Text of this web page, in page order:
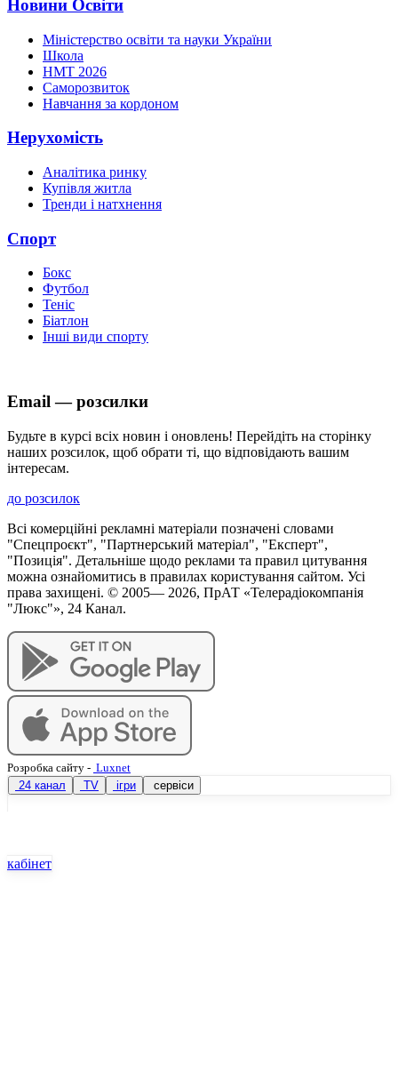
Новини Освіти
Міністерство освіти та науки України
Школа
НМТ 2026
Саморозвиток
Навчання за кордоном
Нерухомість
Аналітика ринку
Купівля житла
Тренди і натхнення
Спорт
Бокс
Футбол
Теніс
Біатлон
Інші види спорту
Email — розсилки
Будьте в курсі всіх новин і оновлень! Перейдіть на сторінку
наших розсилок, щоб обрати ті, що відповідають вашим
інтересам.
до розсилок
Всі комерційні рекламні матеріали позначені словами
"Спецпроєкт", "Партнерський матеріал", "Експерт",
"Позиція". Детальніше щодо реклами та правил цитування
можна ознайомитись в правилах користування сайтом. Усі
права захищені. © 2005— 2026, ПрАТ «Телерадіокомпанія
"Люкс"», 24 Канал.
Розробка сайту - Luxnet
24 канал
TV ігри сервіси
кабінет